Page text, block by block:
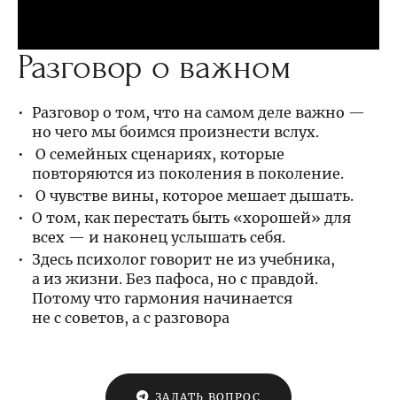
Разговор о важном
Разговор о том, что на самом деле важно —
но чего мы боимся произнести вслух.
О семейных сценариях, которые
повторяются из поколения в поколение.
О чувстве вины, которое мешает дышать.
О том, как перестать быть «хорошей» для
всех — и наконец услышать себя.
Здесь психолог говорит не из учебника,
а из жизни. Без пафоса, но с правдой.
Потому что гармония начинается
не с советов, а с разговора
ЗАДАТЬ ВОПРОС